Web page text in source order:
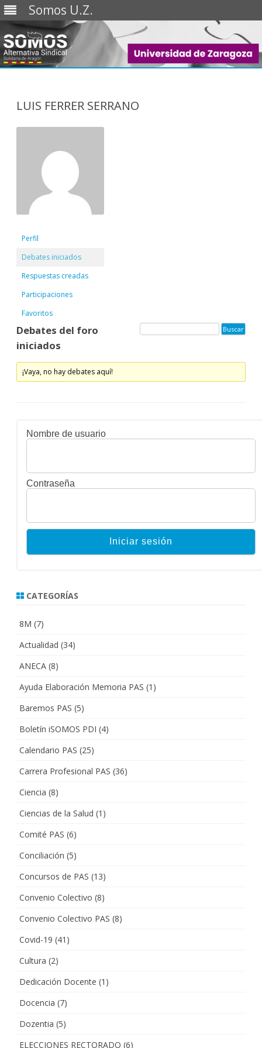
Somos U.Z.
Saltar
LUIS FERRER SERRANO
Perfil
Debates iniciados
Respuestas creadas
Participaciones
Favoritos
Debates del foro
iniciados
¡Vaya, no hay debates aquí!
Nombre de usuario
Contraseña
CATEGORÍAS
8M (7)
Actualidad (34)
ANECA (8)
Ayuda Elaboración Memoria PAS (1)
Baremos PAS (5)
Boletín iSOMOS PDI (4)
Calendario PAS (25)
Carrera Profesional PAS (36)
Ciencia (8)
Ciencias de la Salud (1)
Comité PAS (6)
Conciliación (5)
Concursos de PAS (13)
Convenio Colectivo (8)
Convenio Colectivo PAS (8)
Covid-19 (41)
Cultura (2)
Dedicación Docente (1)
Docencia (7)
Dozentia (5)
ELECCIONES RECTORADO (6)